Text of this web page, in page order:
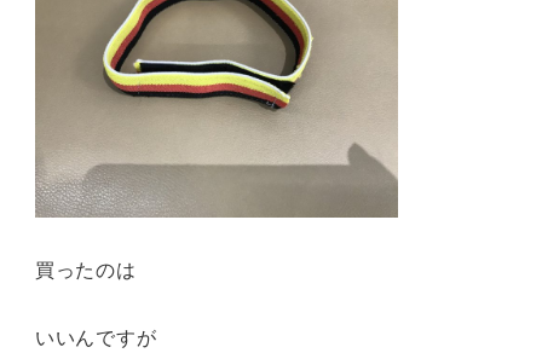
買ったのは
いいんですが